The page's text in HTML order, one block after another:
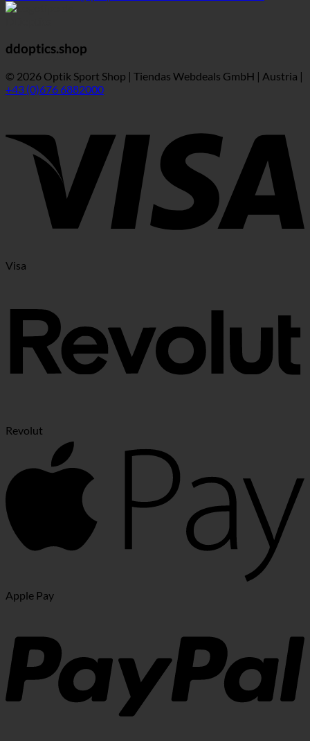
ddoptics.shop
© 2026 Optik Sport Shop | Tiendas Webdeals GmbH | Austria |
+43 (0)676 6882000
Visa
Revolut
Apple Pay